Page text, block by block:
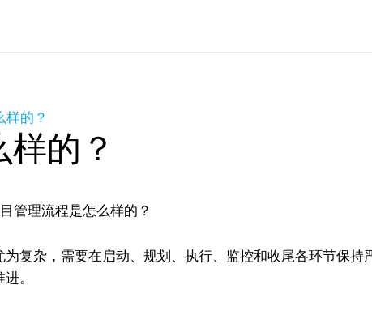
样的？
的？
复杂，需要在启动、规划、执行、监控和收尾各环节保持
。